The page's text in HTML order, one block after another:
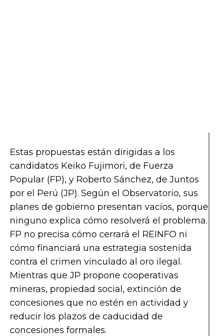
Estas propuestas están dirigidas a los
candidatos Keiko Fujimori, de Fuerza
Popular (FP), y Roberto Sánchez, de Juntos
por el Perú (JP). Según el Observatorio, sus
planes de gobierno presentan vacíos, porque
ninguno explica cómo resolverá el problema.
FP no precisa cómo cerrará el REINFO ni
cómo financiará una estrategia sostenida
contra el crimen vinculado al oro ilegal.
Mientras que JP propone cooperativas
mineras, propiedad social, extinción de
concesiones que no estén en actividad y
reducir los plazos de caducidad de
concesiones formales.